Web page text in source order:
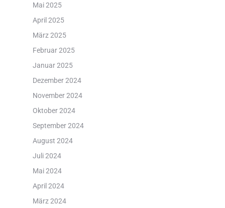
Mai 2025
April 2025
März 2025
Februar 2025
Januar 2025
Dezember 2024
November 2024
Oktober 2024
September 2024
August 2024
Juli 2024
Mai 2024
April 2024
März 2024